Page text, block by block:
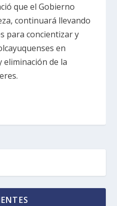
que el Gobierno
continuará llevando
para concientizar y
en
eliminación de la